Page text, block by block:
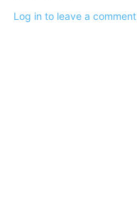
Log in to leave a comment